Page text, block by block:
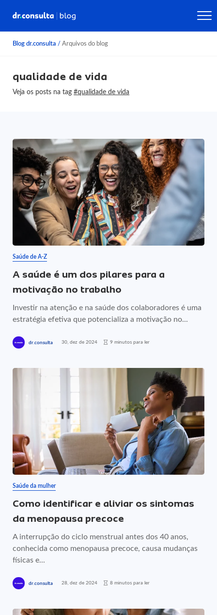
Blog dr.consulta / Arquivos do blog
qualidade de vida
Veja os posts na tag#qualidade de vida
Saúde de A-Z
A saúde é um dos pilares para a
motivação no trabalho
Investir na atenção e na saúde dos colaboradores é uma
estratégia efetiva que potencializa a motivação no...
dr.consulta 30, dez de 2024 9 minutos para ler
Saúde da mulher
Como identificar e aliviar os sintomas
da menopausa precoce
A interrupção do ciclo menstrual antes dos 40 anos,
conhecida como menopausa precoce, causa mudanças
físicas e...
dr.consulta 28, dez de 2024 8 minutos para ler